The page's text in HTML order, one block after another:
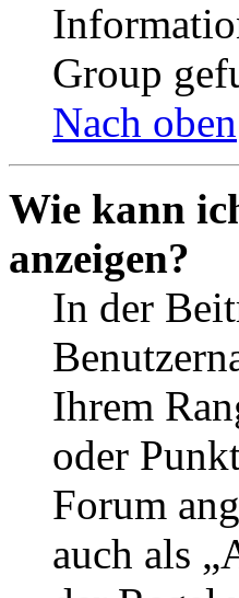
Group
Nach oben
Wie kann
anzeigen?
In der
Ihrem
oder
Forum
auch als